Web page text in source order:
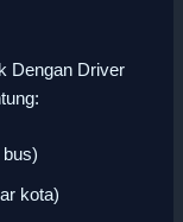
Dengan Driver
kota)